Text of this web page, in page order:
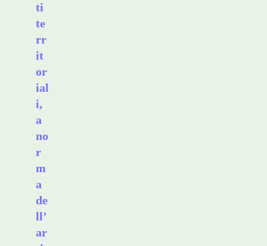
ti
te
rr
it
or
ial
i,
a
no
r
m
a
de
ll’
ar